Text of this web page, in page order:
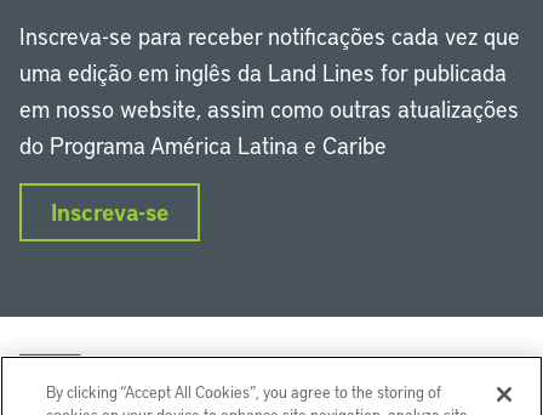
Inscreva-se para receber notificações cada vez que
uma edição em inglês da Land Lines for publicada
em nosso website, assim como outras atualizações
do Programa América Latina e Caribe
Inscreva-se
By clicking “Accept All Cookies”, you agree to the storing of